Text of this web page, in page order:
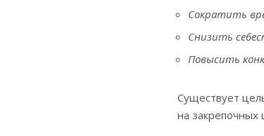
Сократить
Снизить
Повысить
Существует
на